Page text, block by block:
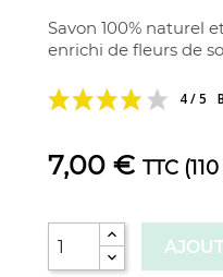
Savon 100% naturel
enrichi de fleurs de
4 / 5
7,00 € TTC